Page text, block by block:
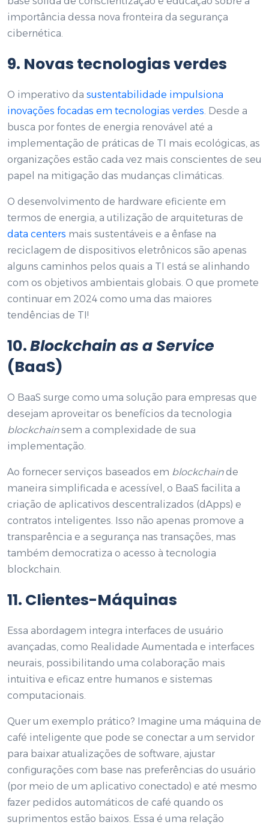
importância dessa nova fronteira da segurança
cibernética.
9. Novas tecnologias verdes
O imperativo da sustentabilidade impulsiona
inovações focadas em tecnologias verdes. Desde a
busca por fontes de energia renovável até a
implementação de práticas de TI mais ecológicas, as
organizações estão cada vez mais conscientes de seu
papel na mitigação das mudanças climáticas.
O desenvolvimento de hardware eficiente em
termos de energia, a utilização de arquiteturas de
data centers mais sustentáveis e a ênfase na
reciclagem de dispositivos eletrônicos são apenas
alguns caminhos pelos quais a TI está se alinhando
com os objetivos ambientais globais. O que promete
continuar em 2024 como uma das maiores
tendências de TI!
10.Blockchain as a Service
(BaaS)
O BaaS surge como uma solução para empresas que
desejam aproveitar os benefícios da tecnologia
blockchainsem a complexidade de sua
implementação.
Ao fornecer serviços baseados em blockchainde
maneira simplificada e acessível, o BaaS facilita a
criação de aplicativos descentralizados (dApps) e
contratos inteligentes. Isso não apenas promove a
transparência e a segurança nas transações, mas
também democratiza o acesso à tecnologia
blockchain.
11. Clientes-Máquinas
Essa abordagem integra interfaces de usuário
avançadas, como Realidade Aumentada e interfaces
neurais, possibilitando uma colaboração mais
intuitiva e eficaz entre humanos e sistemas
computacionais.
Quer um exemplo prático? Imagine uma máquina de
café inteligente que pode se conectar a um servidor
para baixar atualizações de software, ajustar
configurações com base nas preferências do usuário
(por meio de um aplicativo conectado) e até mesmo
fazer pedidos automáticos de café quando os
suprimentos estão baixos. Essa é uma relação